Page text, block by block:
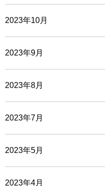
2023年10月
2023年9月
2023年8月
2023年7月
2023年5月
2023年4月